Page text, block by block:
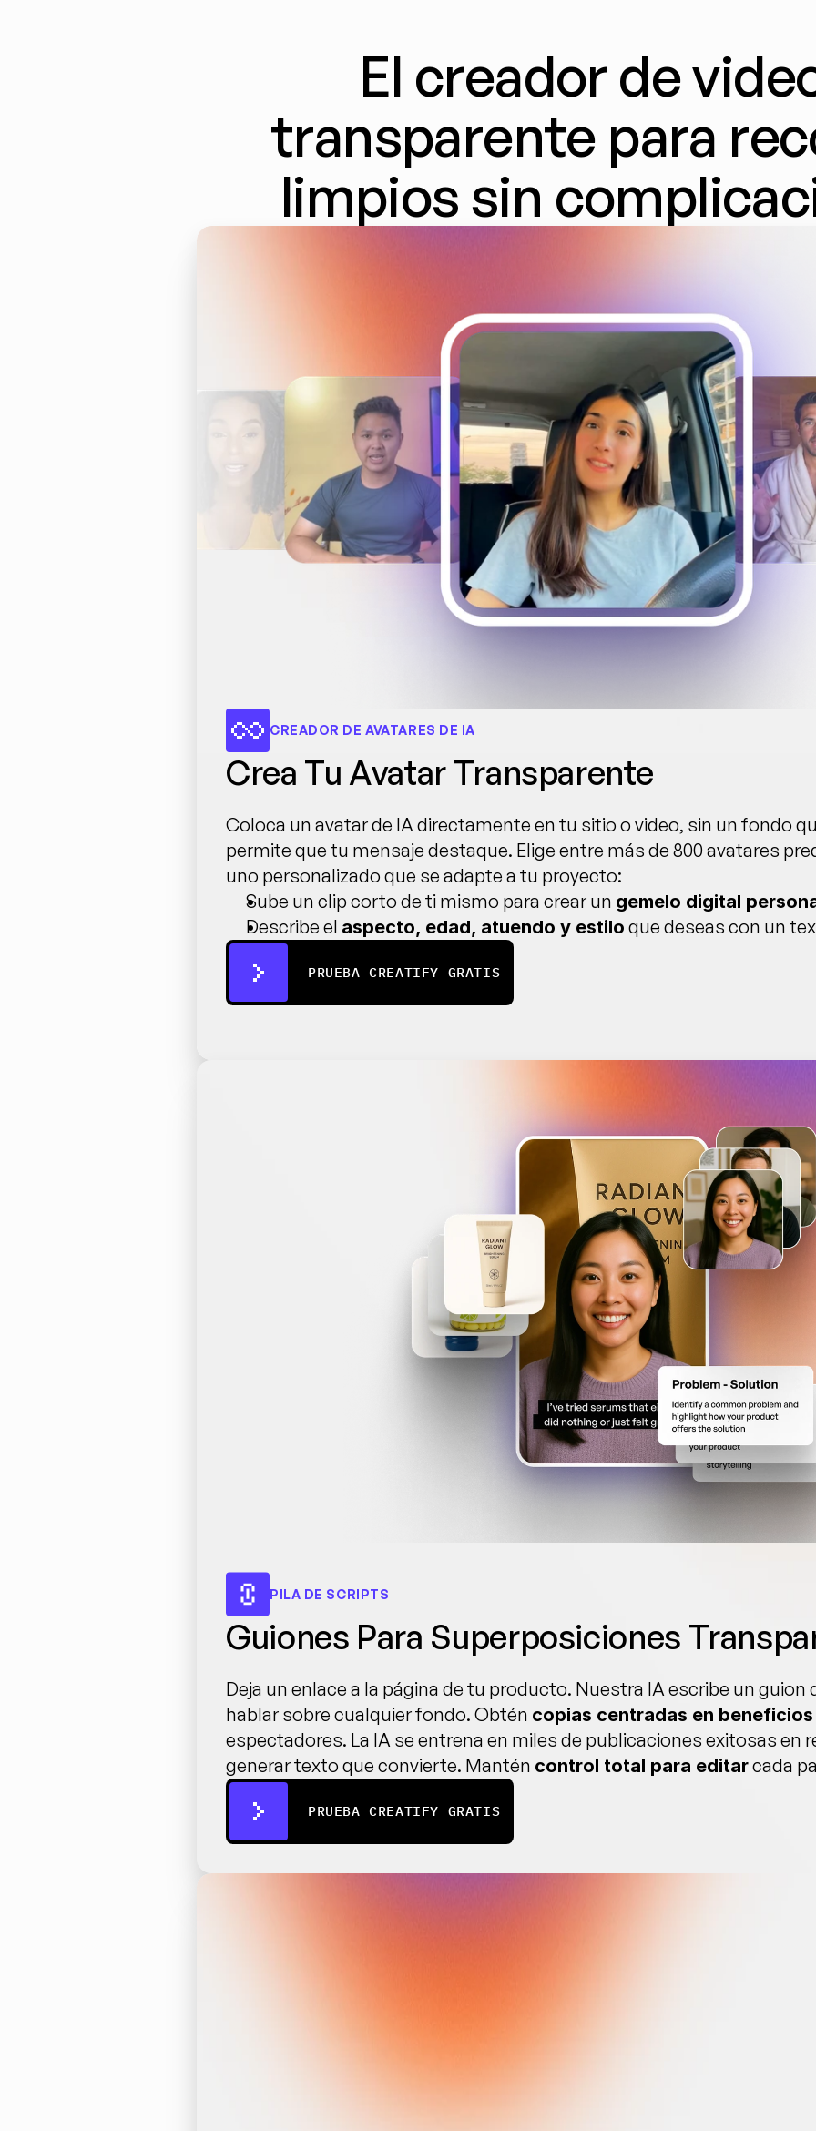
El creador de
transparente para
limpios sin
CREADOR DE AVATARES DE IA
Crea Tu Avatar Transparente
Coloca un avatar de IA directamente en tu sitio o video, sin un fondo
permite que tu mensaje destaque. Elige entre más de 800 avatares
uno personalizado que se adapte a tu proyecto:
Sube un clip corto de ti mismo para crear un gemelo digital
Describe el aspecto, edad, atuendo y estilo que deseas con un
PRUEBA CREATIFY GRATIS
PILA DE SCRIPTS
Guiones Para Superposiciones
Deja un enlace a la página de tu producto. Nuestra IA escribe un guion
hablar sobre cualquier fondo. Obtén copias centradas en beneficios
espectadores. La IA se entrena en miles de publicaciones exitosas en
generar texto que convierte. Mantén control total para editar cada
PRUEBA CREATIFY GRATIS